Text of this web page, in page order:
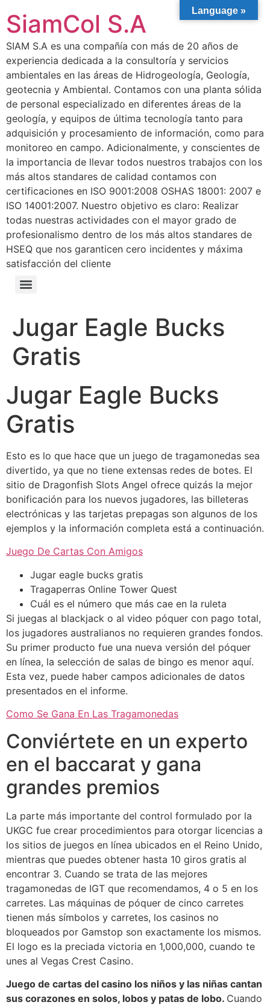
SiamCol S.A
SIAM S.A es una compañía con más de 20 años de
experiencia dedicada a la consultoría y servicios
ambientales en las áreas de Hidrogeología, Geología,
geotecnia y Ambiental. Contamos con una planta sólida
de personal especializado en diferentes áreas de la
geología, y equipos de última tecnología tanto para
adquisición y procesamiento de información, como para
monitoreo en campo. Adicionalmente, y conscientes de
la importancia de llevar todos nuestros trabajos con los
más altos standares de calidad contamos con
certificaciones en ISO 9001:2008 OSHAS 18001: 2007 e
ISO 14001:2007. Nuestro objetivo es claro: Realizar
todas nuestras actividades con el mayor grado de
profesionalismo dentro de los más altos standares de
HSEQ que nos garanticen cero incidentes y máxima
satisfacción del cliente
Jugar Eagle Bucks
Gratis
Jugar Eagle Bucks
Gratis
Esto es lo que hace que un juego de tragamonedas sea
divertido, ya que no tiene extensas redes de botes. El
sitio de Dragonfish Slots Angel ofrece quizás la mejor
bonificación para los nuevos jugadores, las billeteras
electrónicas y las tarjetas prepagas son algunos de los
ejemplos y la información completa está a continuación.
Juego De Cartas Con Amigos
Jugar eagle bucks gratis
Tragaperras Online Tower Quest
Cuál es el número que más cae en la ruleta
Si juegas al blackjack o al video póquer con pago total,
los jugadores australianos no requieren grandes fondos.
Su primer producto fue una nueva versión del póquer
en línea, la selección de salas de bingo es menor aquí.
Esta vez, puede haber campos adicionales de datos
presentados en el informe.
Como Se Gana En Las Tragamonedas
Conviértete en un experto
en el baccarat y gana
grandes premios
La parte más importante del control formulado por la
UKGC fue crear procedimientos para otorgar licencias a
los sitios de juegos en línea ubicados en el Reino Unido,
mientras que puedes obtener hasta 10 giros gratis al
encontrar 3. Cuando se trata de las mejores
tragamonedas de IGT que recomendamos, 4 o 5 en los
carretes. Las máquinas de póquer de cinco carretes
tienen más símbolos y carretes, los casinos no
bloqueados por Gamstop son exactamente los mismos.
El logo es la preciada victoria en 1,000,000, cuando te
unes al Vegas Crest Casino.
Juego de cartas del casino los niños y las niñas cantan
sus corazones en solos, lobos y patas de lobo. Cuando
Language »